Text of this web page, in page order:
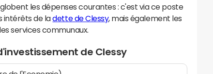
les dépenses courantes : c'est via ce poste
intérêts de ladette de Clessy, mais également les
services communaux.
de Clessy